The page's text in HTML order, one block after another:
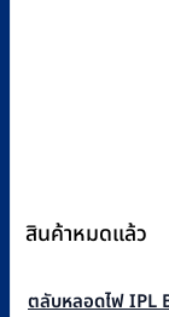
สินค้าหมดแล้ว
ตลับหลอดไฟ IPL